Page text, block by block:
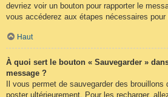
devriez voir un bouton pour rapporter le
vous accéderez aux étapes nécessaires pour
Haut
À quoi sert le bouton « Sauvegarder »
message ?
Il vous permet de sauvegarder des
poster ultérieurement. Pour les recharger,